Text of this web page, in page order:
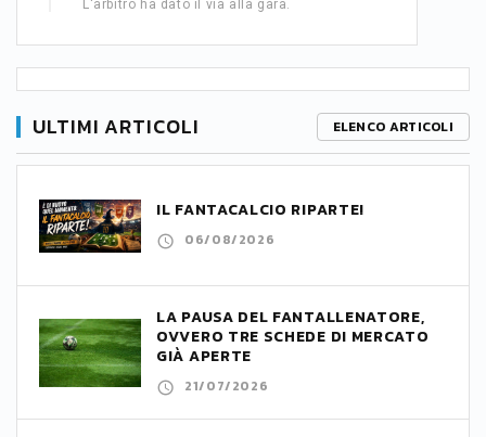
L'arbitro ha dato il via alla gara.
ULTIMI ARTICOLI ELENCO ARTICOLI
IL FANTACALCIO RIPARTE!
06/08/2026
LA PAUSA DEL FANTALLENATORE,
OVVERO TRE SCHEDE DI MERCATO
GIÀ APERTE
21/07/2026